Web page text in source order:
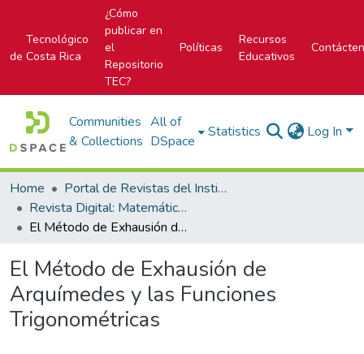
Tecnológico
de Costa Rica
¿Cómo
publicar en
el
Repositorio
TEC?
Políticas
Recursos
Educativos
Communities
& Collections
All of
DSpace
Statistics Log In
Home
Portal de Revistas del Instituto Tecnológico de Costa Rica
Revista Digital: Matemática, Educación e Internet
El Método de Exhausión de Arquímedes y las Funciones Trigonométricas
El Método de Exhausión de
Arquímedes y las Funciones
Trigonométricas